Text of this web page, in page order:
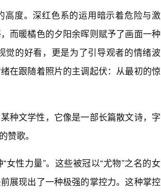
度。深红色系的运用暗示着危险与激
而暖橘色的夕阳余晖则赋予了画面一种
的好看，更是为了引导观者的情绪波
在跟随着照片的主调起伏：从最初的惊
种文学性，它像是一部长篇散文诗，字
赞歌。
性力量”。这些被冠以“尤物”之名的女
展现出了一种极强的掌控力。这种掌控